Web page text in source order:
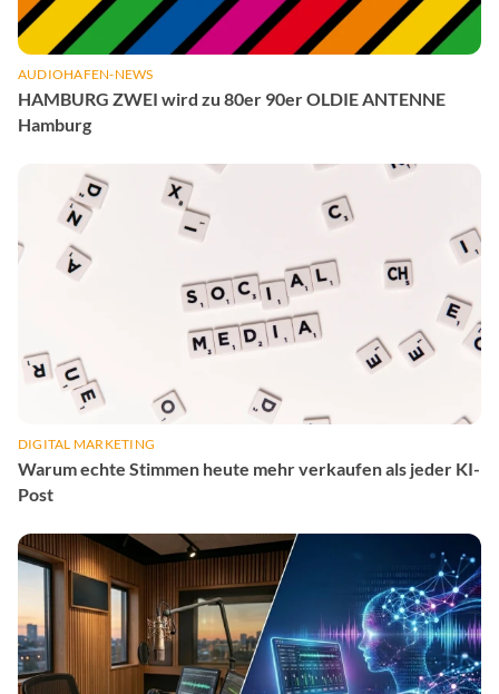
AUDIOHAFEN-NEWS
HAMBURG ZWEI wird zu 80er 90er OLDIE ANTENNE
Hamburg
DIGITAL MARKETING
Warum echte Stimmen heute mehr verkaufen als jeder KI-
Post